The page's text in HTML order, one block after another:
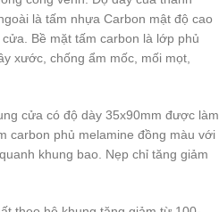
là tấm nhựa Carbon mật độ cao
Bề mặt tấm carbon là lớp phủ
xước, chống ẩm mốc, mối mọt,
cửa có độ dày 35x90mm được làm
carbon phủ melamine đồng màu với
khung bao. Nẹp chỉ tăng giảm